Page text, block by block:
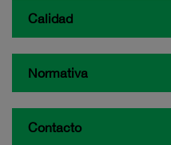
Calidad
Normativa
Contacto